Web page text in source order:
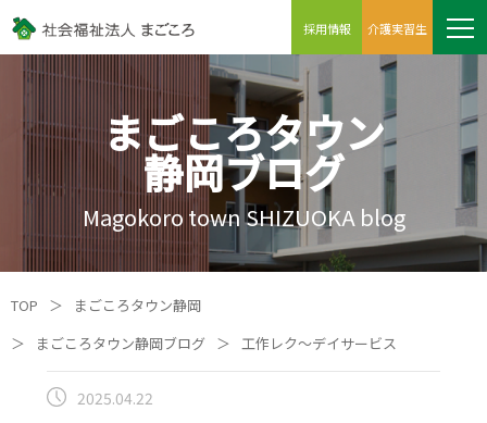
採用情報 介護実習生
まごころタウン
静岡ブログ
Magokoro town SHIZUOKA blog
TOP ＞
まごころタウン静岡
＞
まごころタウン静岡ブログ ＞ 工作レク～デイサービス
2025.04.22